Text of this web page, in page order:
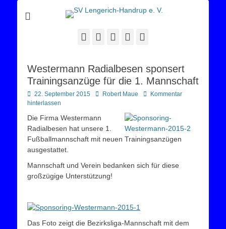
SV Lengerich-
Handrup e. V.
Sportverein Lengerich Handrup
Facebook
Twitter YouTube
Westermann Radialbesen sponsert
Trainingsanzüge für die 1. Mannschaft
Posted
on
22. September 2015 AutorRobert Maue
Kommentar
hinterlassen
Die Firma Westermann
Radialbesen hat unsere 1.
Fußballmannschaft mit neuen Trainingsanzügen
ausgestattet.
Mannschaft und Verein bedanken sich für diese
großzügige Unterstützung!
Das Foto zeigt die Bezirksliga-Mannschaft mit dem